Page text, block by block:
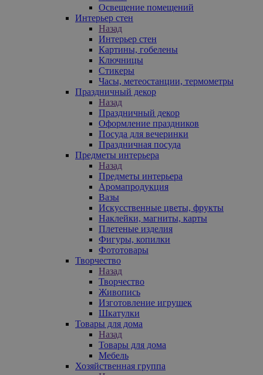
Освещение помещений
Интерьер стен
Назад
Интерьер стен
Картины, гобелены
Ключницы
Стикеры
Часы, метеостанции, термометры
Праздничный декор
Назад
Праздничный декор
Оформление праздников
Посуда для вечеринки
Праздничная посуда
Предметы интерьера
Назад
Предметы интерьера
Аромапродукция
Вазы
Искусственные цветы, фрукты
Наклейки, магниты, карты
Плетеные изделия
Фигуры, копилки
Фототовары
Творчество
Назад
Творчество
Живопись
Изготовление игрушек
Шкатулки
Товары для дома
Назад
Товары для дома
Мебель
Хозяйственная группа